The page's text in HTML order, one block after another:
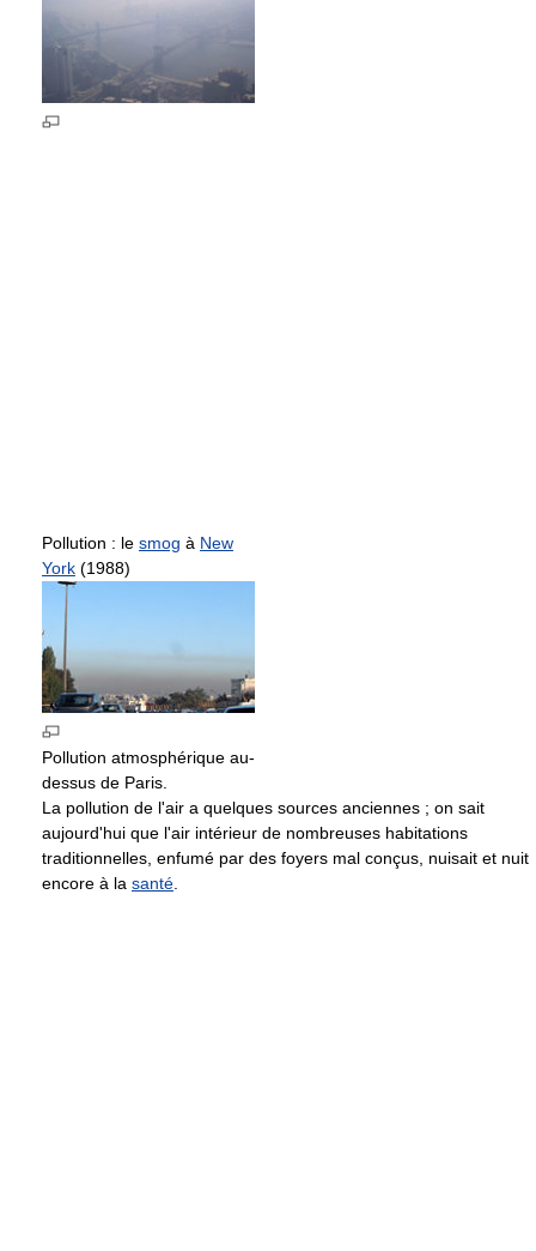
Pollution : le smog à New
York (1988)
Pollution atmosphérique au-
dessus de Paris.
La pollution de l'air a quelques sources anciennes ; on sait
aujourd'hui que l'air intérieur de nombreuses habitations
traditionnelles, enfumé par des foyers mal conçus, nuisait et nuit
encore à la santé.